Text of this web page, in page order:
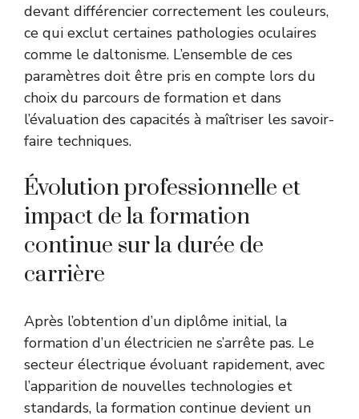
devant différencier correctement les couleurs,
ce qui exclut certaines pathologies oculaires
comme le daltonisme. L’ensemble de ces
paramètres doit être pris en compte lors du
choix du parcours de formation et dans
l’évaluation des capacités à maîtriser les savoir-
faire techniques.
Évolution professionnelle et
impact de la formation
continue sur la durée de
carrière
Après l’obtention d’un diplôme initial, la
formation d’un électricien ne s’arrête pas. Le
secteur électrique évoluant rapidement, avec
l’apparition de nouvelles technologies et
standards, la formation continue devient un